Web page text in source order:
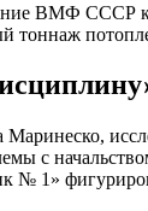
ВМФ СССР
тоннаж
с
№ 1»